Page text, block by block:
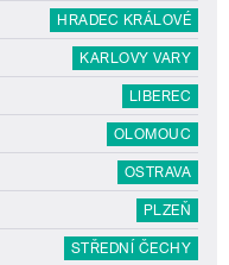
HRADEC KRÁLOVÉ
KARLOVY VARY
LIBEREC
OLOMOUC
OSTRAVA
PLZEŇ
STŘEDNÍ ČECHY